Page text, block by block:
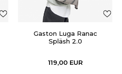
Gaston Luga Ranac
Spläsh 2.0
119,00 EUR